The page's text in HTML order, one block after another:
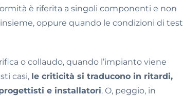
è riferita a singoli componenti e non
oppure quando le condizioni di test
o collaudo, quando l’impianto viene
casi, le criticità si traducono in ritardi,
e installatori. O, peggio, in